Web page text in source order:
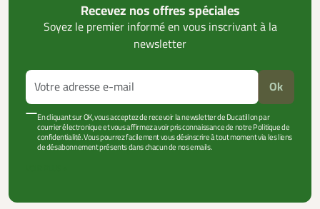
Recevez nos offres spéciales
Soyez le premier informé en vous inscrivant à la
newsletter
Ok
En cliquant sur OK, vous acceptez de recevoir la newsletter de Ducatillon par
courrier électronique et vous affirmez avoir pris connaissance de notre Politique de
confidentialité. Vous pourrez facilement vous désinscrire à tout moment via les liens
de désabonnement présents dans chacun de nos emails.